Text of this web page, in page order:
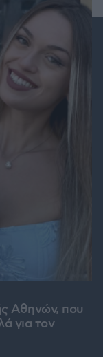
Αθηνών, που
για τον